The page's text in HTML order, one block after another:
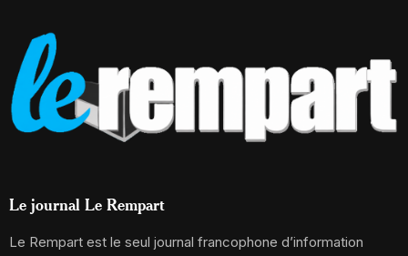
Le journal Le Rempart
Le Rempart est le seul journal francophone d’information